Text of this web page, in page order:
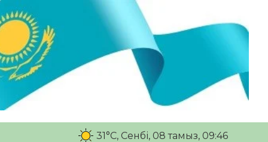
31°C, Сенбі, 08 тамыз, 09:46